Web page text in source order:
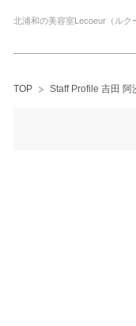
北浦和の美容室Lecoeur（ルク
TOP Staff Profile 吉田 阿